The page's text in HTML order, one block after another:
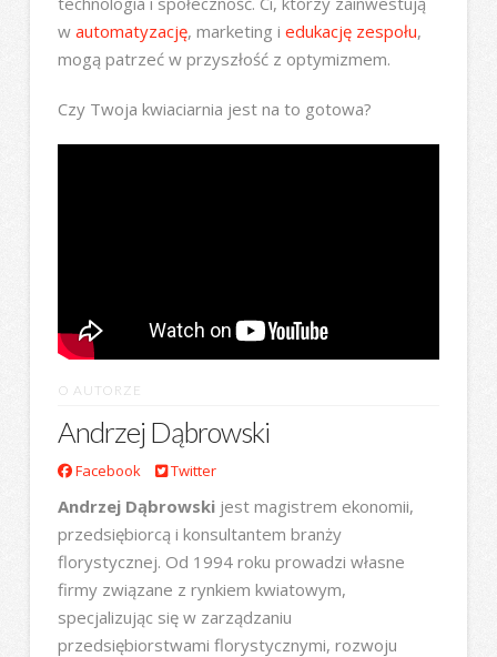
w automatyzację, marketing i edukację zespołu,
mogą patrzeć w przyszłość z optymizmem.
Czy Twoja kwiaciarnia jest na to gotowa?
O AUTORZE
Andrzej Dąbrowski
Facebook Twitter
Andrzej Dąbrowskijest magistrem ekonomii,
przedsiębiorcą i konsultantem branży
florystycznej. Od 1994 roku prowadzi własne
firmy związane z rynkiem kwiatowym,
specjalizując się w zarządzaniu
przedsiębiorstwami florystycznymi, rozwoju